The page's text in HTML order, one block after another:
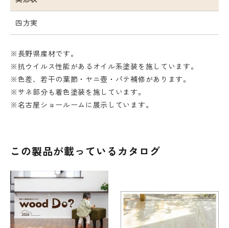
四方実
※長野県産材です。
※抗ウイルス性能があるオイル系塗装を施しています。
※色差、若干の葉節・ヤニ壺・パテ補修があります。
※サネ部分も着色塗装を施しています。
※名古屋ショールームに展示しています。
この製品が載っているカタログ